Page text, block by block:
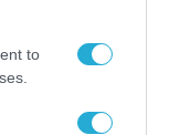
to